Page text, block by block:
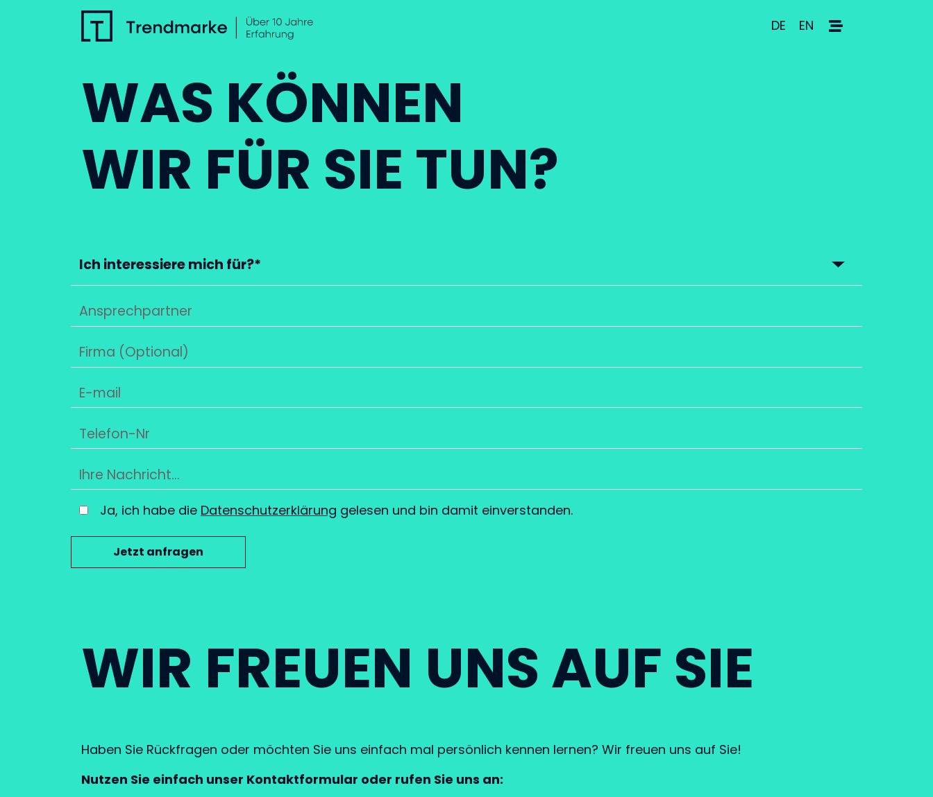
DE EN
WAS KÖNNEN
WIR FÜR SIE TUN?
Ich interessiere mich für?*
Ja, ich habe die Datenschutzerklärung gelesen und bin damit einverstanden.
WIR FREUEN UNS AUF SIE
Haben Sie Rückfragen oder möchten Sie uns einfach mal persönlich kennen lernen? Wir freuen uns auf Sie!
Nutzen Sie einfach unser Kontaktformular oder rufen Sie uns an: